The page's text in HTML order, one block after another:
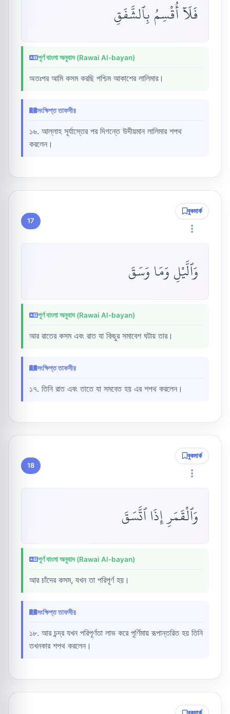
فَلَآ أُقْسِمُ بِٱلشَّفَقِ
পূর্ণ বাংলা অনুবাদ (Rawai Al-bayan)
অতঃপর আমি কসম করছি পশ্চিম আকাশের লালিমার।
সংক্ষিপ্ত তাফসীর
১৬. আল্লাহ সূর্যাস্তের পর দিগন্তে উদীয়মান লালিমার শপথ
করলেন।
17
বুকমার্ক
وَٱلَّيْلِ وَمَا وَسَقَ
পূর্ণ বাংলা অনুবাদ (Rawai Al-bayan)
আর রাতের কসম এবং রাত যা কিছুর সমাবেশ ঘটায় তার।
সংক্ষিপ্ত তাফসীর
১৭. তিনি রাত এবং তাতে যা সমবেত হয় এর শপথ করলেন।
18
বুকমার্ক
وَٱلْقَمَرِ إِذَا ٱتَّسَقَ
পূর্ণ বাংলা অনুবাদ (Rawai Al-bayan)
আর চাঁদের কসম, যখন তা পরিপূর্ণ হয়।
সংক্ষিপ্ত তাফসীর
১৮. আর চন্দ্র যখন পরিপূর্ণতা লাভ করে পূর্ণিমায় রূপান্তরিত হয় তিনি
তখনকার শপথ করলেন।